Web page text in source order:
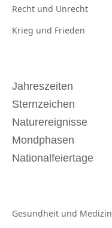
Recht und Unrecht
Krieg und Frieden
Jahreszeiten
Sternzeichen
Naturereignisse
Mondphasen
Nationalfeiertage
Gesundheit und Medizin